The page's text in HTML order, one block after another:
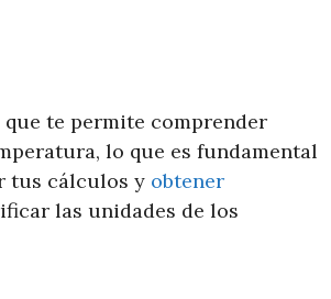
te permite comprender
lo que es fundamental
tus cálculos y obtener
las unidades de los